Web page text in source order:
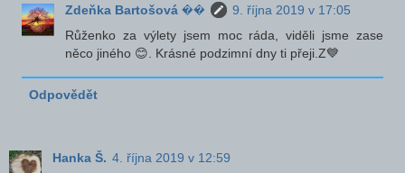
Zdeňka Bartošová ��
9. října 2019 v 17:05
Růženko za výlety jsem moc ráda, viděli jsme zase
něco jiného 😊. Krásné podzimní dny ti přeji.Z💙
Odpovědět
Hanka Š. 4. října 2019 v 12:59